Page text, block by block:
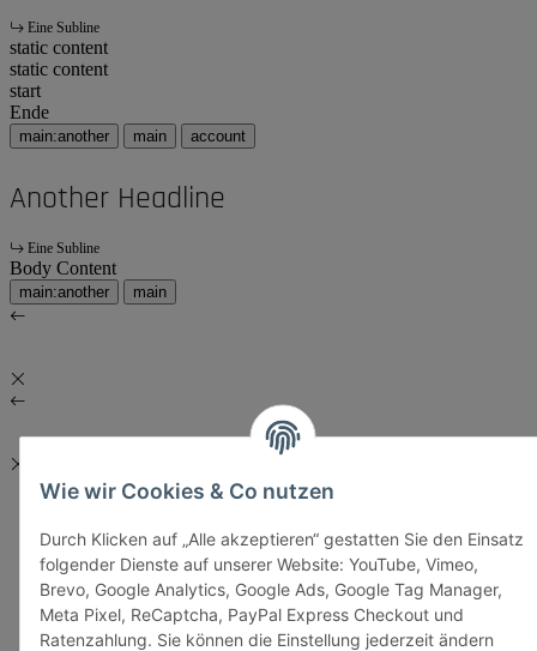
Wie wir Cookies & Co nutzen
Durch Klicken auf „Alle akzeptieren“ gestatten Sie den Einsatz
folgender Dienste auf unserer Website: YouTube, Vimeo,
Brevo, Google Analytics, Google Ads, Google Tag Manager,
Meta Pixel, ReCaptcha, PayPal Express Checkout und
Ratenzahlung. Sie können die Einstellung jederzeit ändern
Eine Subline
static content
static content
start
Ende
main:another main account
Another Headline
Eine Subline
Body Content
main:another main